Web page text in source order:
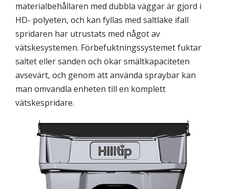
materialbehållaren med dubbla väggar är gjord i
HD- polyeten, och kan fyllas med saltlake ifall
spridaren har utrustats med något av
vätskesystemen. Förbefuktningssystemet fuktar
saltet eller sanden och ökar smältkapaciteten
avsevärt, och genom att använda spraybar kan
man omvandla enheten till en komplett
vätskespridare.